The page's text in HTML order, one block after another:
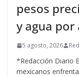
pesos
y agua por
5 agosto, 2026
*Redacción Diario
mexicanos